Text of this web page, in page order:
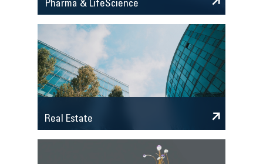
Pharma & LifeScience
Real Estate